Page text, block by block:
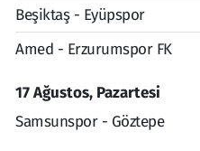
Beşiktaş - Eyüpspor
Amed - Erzurumspor FK
17 Ağustos, Pazartesi
Samsunspor - Göztepe